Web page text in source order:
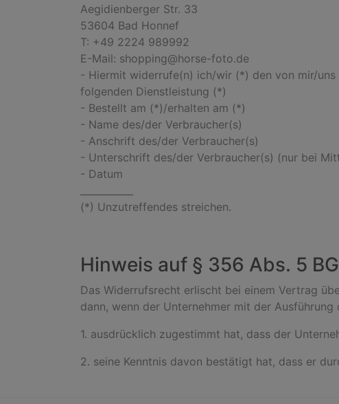
Aegidienberger Str. 33
53604 Bad Honnef
T: +49 2224 989992
E-Mail: shopping@horse-foto.de
- Hiermit widerrufe(n) ich/wir (*) den von mir/
folgenden Dienstleistung (*)
- Bestellt am (*)/erhalten am (*)
- Name des/der Verbraucher(s)
- Anschrift des/der Verbraucher(s)
- Unterschrift des/der Verbraucher(s) (nur bei
- Datum
(*) Unzutreffendes streichen.
Hinweis auf § 356 Abs. 5
Das Widerrufsrecht erlischt bei einem Vertrag
dann, wenn der Unternehmer mit der
1. ausdrücklich zugestimmt hat, dass der
2. seine Kenntnis davon bestätigt hat, dass er